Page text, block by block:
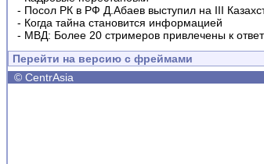
- Посол РК в РФ Д.Абаев выступил на III
- Когда тайна становится информацией
- МВД: Более 20 стримеров привлечены к
Перейти на версию с фреймами
© CentrAsia